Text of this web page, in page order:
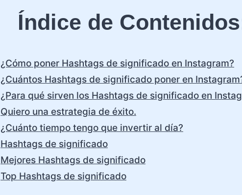
Índice de
¿Cómo poner Hashtags de significado en Instagram?
¿Cuántos Hashtags de significado poner en
¿Para qué sirven los Hashtags de significado en
Quiero una estrategia de éxito.
¿Cuánto tiempo tengo que invertir al día?
Hashtags de significado
Mejores Hashtags de significado
Top Hashtags de significado